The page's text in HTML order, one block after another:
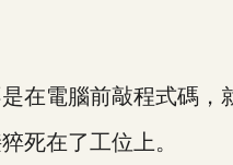
電腦前敲程式碼，
在了工位上。